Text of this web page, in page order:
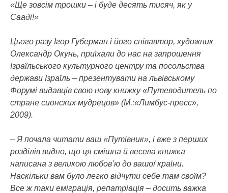
«Ще зовсім трошки – і буде десять тисяч, як у
Сааді!»
Цього разу Ігор Губерман і його співавтор, художник
Олександр Окунь, приїхали до нас на запрошення
Ізраїльського культурного центру та посольства
держави Ізраїль – презентувати на львівському
Форумі видавців свою нову книжку «Путеводитель по
стране сионских мудрецов» (М.:«Лимбус-пресс»,
2009).
– Я почала читати ваш «Путівник», і вже з перших
розділів видно, що ця смішна й весела книжка
написана з великою любов’ю до вашої країни.
Наскільки вам було легко відчути себе там своїм?
Все ж таки еміграція, репатріація – досить важка